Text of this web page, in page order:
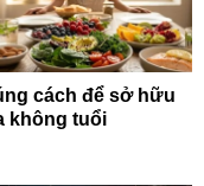
cách để sở hữu
không tuổi